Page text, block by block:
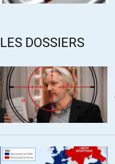
LES DOSSIERS